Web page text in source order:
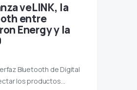
veLINK, la
entre
Energy y la
Bluetooth de Digital
los productos…